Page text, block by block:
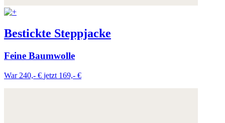
Bestickte Steppjacke
Feine Baumwolle
War 240,- € jetzt 169,- €